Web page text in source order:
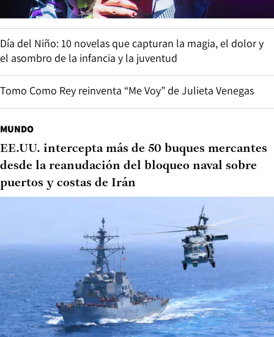
Día del Niño: 10 novelas que capturan la magia, el dolor y
el asombro de la infancia y la juventud
Tomo Como Rey reinventa “Me Voy” de Julieta Venegas
MUNDO
EE.UU. intercepta más de 50 buques mercantes
desde la reanudación del bloqueo naval sobre
puertos y costas de Irán